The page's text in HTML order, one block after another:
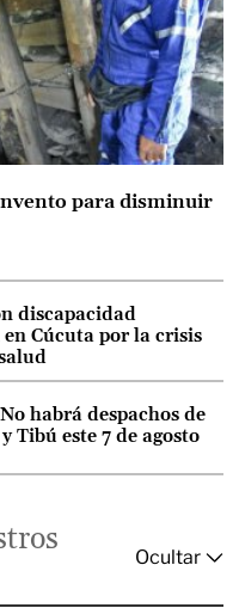
para disminuir
discapacidad
Cúcuta por la crisis
habrá despachos de
Tibú este 7 de agosto